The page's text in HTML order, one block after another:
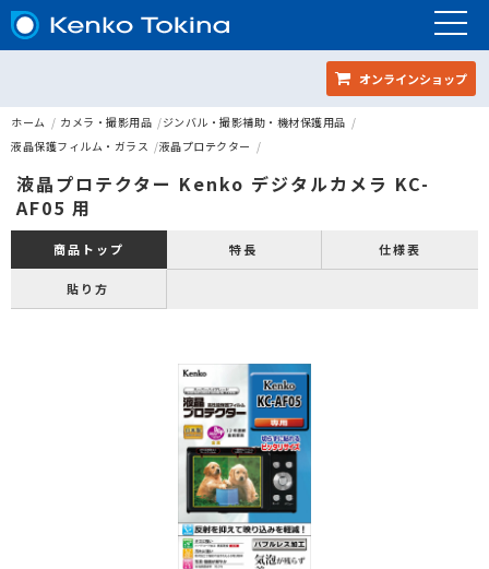
オンラインショップ
ホーム カメラ・撮影用品
ジンバル・撮影補助・機材保護用品
液晶保護フィルム・ガラス
液晶プロテクター
液晶プロテクター Kenko デジタルカメラ KC-
AF05 用
商品トップ 特長 仕様表
貼り方